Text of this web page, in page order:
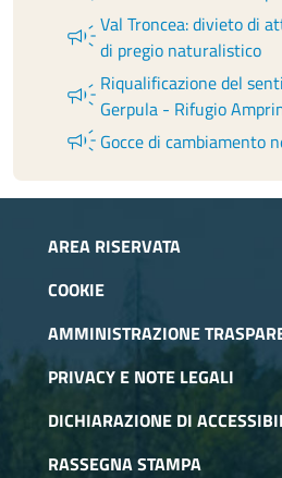
campaignVal Troncea: divieto di
di pregio naturalistico
campaign Riqualificazione del
Gerpula - Rifugio
campaign Gocce di cambiamento
AREA RISERVATA
COOKIE
AMMINISTRAZIONE
PRIVACY E NOTE LEGALI
DICHIARAZIONE DI
RASSEGNA STAMPA